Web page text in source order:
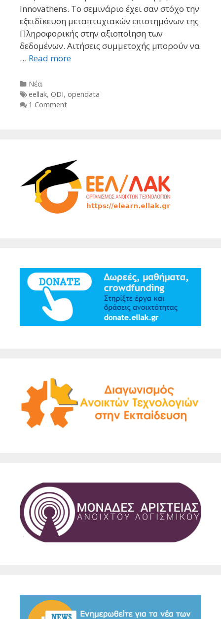
Innovathens. Το σεμινάριο έχει σαν στόχο την
εξειδίκευση μεταπτυχιακών επιστημόνων της
Πληροφορικής στην αξιοποίηση των
δεδομένων. Αιτήσεις συμμετοχής μπορούν να
… Read more
Categories
Νέα
Tags
eellak, ODI, opendata
1 Comment